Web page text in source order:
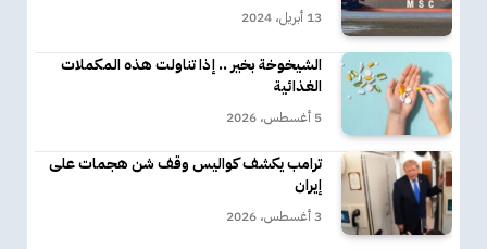
13 أبريل، 2024
الشيخوخة بخير .. إذا تناولت هذه المكملات
الغذائية
5 أغسطس، 2026
ترامب يكشف كواليس وقف شن هجمات على
إيران
3 أغسطس، 2026